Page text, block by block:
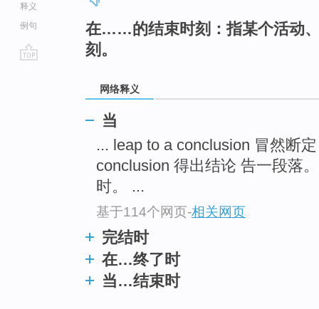
释义
例句
在……的结束时刻：指某个活动
刻。
网络释义
当
... leap to a conclusion 冒然断
conclusion 得出结论 告一段落
时。 ...
基于114个网页-相关网页
完结时
在…终了时
当…结束时